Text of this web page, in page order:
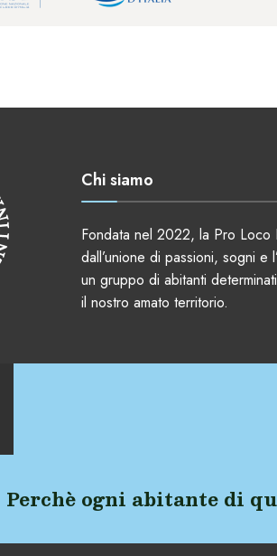
Chi siamo
Fondata nel 2022, la Pro Loco
dall’unione di passioni, sogni e
un gruppo di abitanti
il nostro amato territorio.
Perchè ogni abitante di